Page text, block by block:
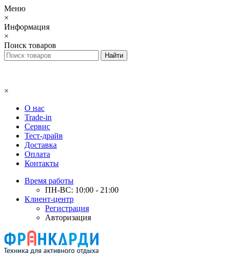
Меню
×
Информация
×
Поиск товаров
×
О нас
Trade-in
Сервис
Тест-драйв
Доставка
Оплата
Контакты
Время работы
ПН-ВС: 10:00 - 21:00
Клиент-центр
Регистрация
Авторизация